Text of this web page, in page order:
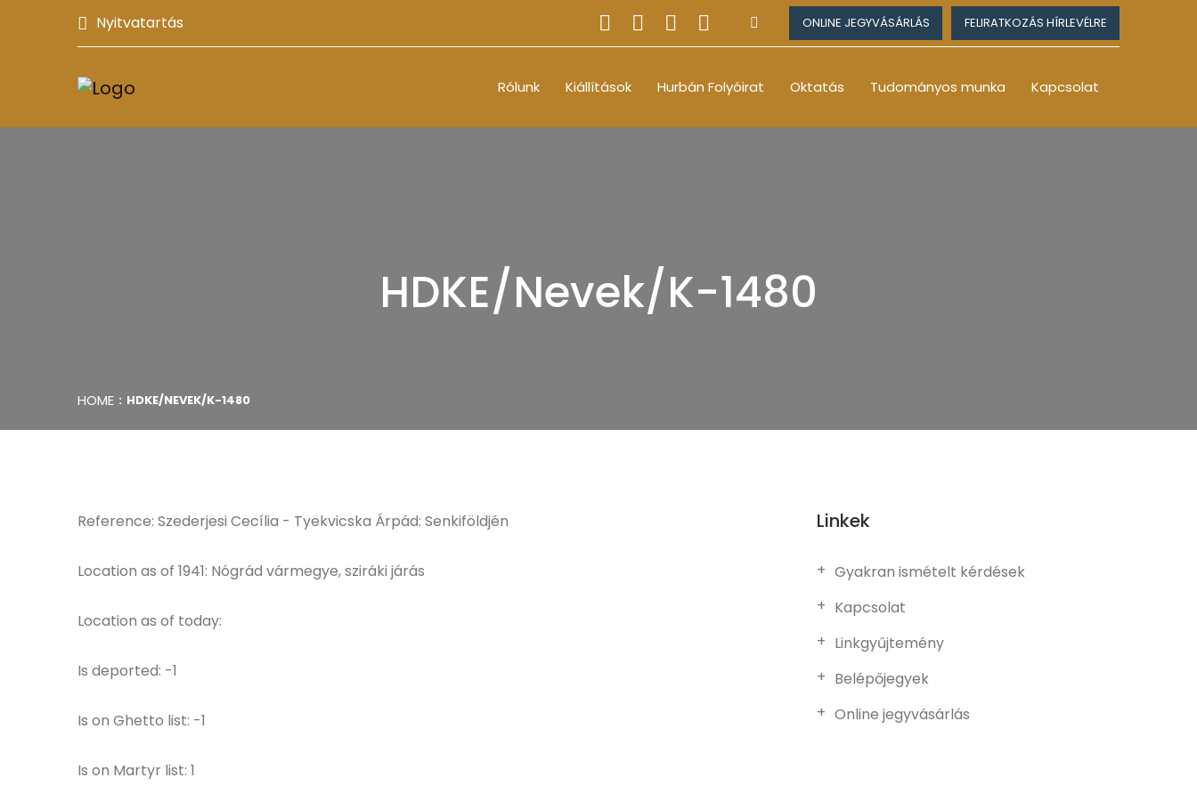
Nyitvatartás ONLINE JEGYVÁSÁRLÁS FELIRATKOZÁS HÍRLEVÉLRE
Rólunk Kiállítások Hurbán Folyóirat Oktatás Tudományos munka Kapcsolat
HDKE/Nevek/K-1480
HOME HDKE/NEVEK/K-1480
Reference: Szederjesi Cecília - Tyekvicska Árpád: Senkiföldjén
Location as of 1941: Nógrád vármegye, sziráki járás
Location as of today:
Is deported: -1
Is on Ghetto list: -1
Is on Martyr list: 1
Linkek
Gyakran ismételt kérdések
Kapcsolat
Linkgyűjtemény
Belépőjegyek
Online jegyvásárlás